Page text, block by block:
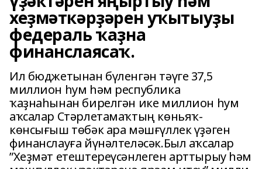
хеҙмәткәрҙәрен уҡытыуҙы
федераль ҡаҙна
финанслаясаҡ.
Ил бюджетынан бүленгән тәүге 37,5
миллион һум һәм республика
ҡаҙнаһынан бирелгән ике миллион һум
аҡсалар Стәрлетамаҡтың көньяҡ-
көнсығыш төбәк ара мәшғүллек үҙәген
финанслауға йүнәлтеләсәк.Был аҡсалар
”Хеҙмәт етештереүсәнлеген арттырыу һәм